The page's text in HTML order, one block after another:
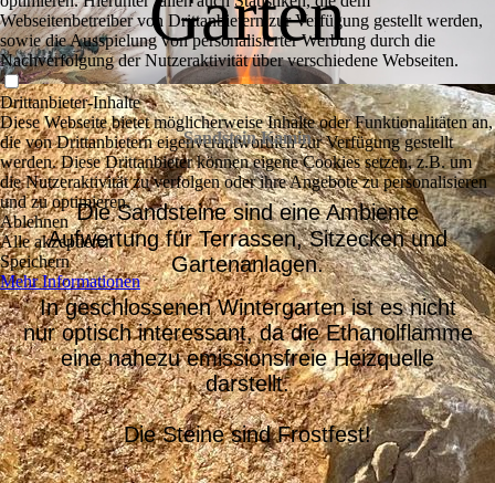
Sandstein Kamin
Die Sandsteine sind eine Ambiente
Aufwertung für Terrassen, Sitzecken und
Gartenanlagen.
In geschlossenen Wintergarten ist es nicht
nur optisch interessant, da die Ethanolflamme
eine nahezu emissionsfreie Heizquelle
darstellt.
Die Steine sind Frostfest!
Webseitenbetreiber von Drittanbietern zur Verfügung gestellt werden,
sowie die Ausspielung von personalisierter Werbung durch die
Nachverfolgung der Nutzeraktivität über verschiedene Webseiten.
Drittanbieter-Inhalte
Diese Webseite bietet möglicherweise Inhalte oder Funktionalitäten an,
die von Drittanbietern eigenverantwortlich zur Verfügung gestellt
werden. Diese Drittanbieter können eigene Cookies setzen, z.B. um
die Nutzeraktivität zu verfolgen oder ihre Angebote zu personalisieren
und zu optimieren.
Ablehnen
Alle akzeptieren
Speichern
Mehr Informationen